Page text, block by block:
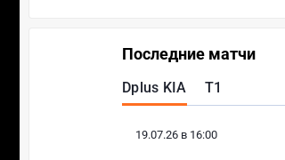
Последние матчи
Dplus KIA T1
19.07.26 в 16:00